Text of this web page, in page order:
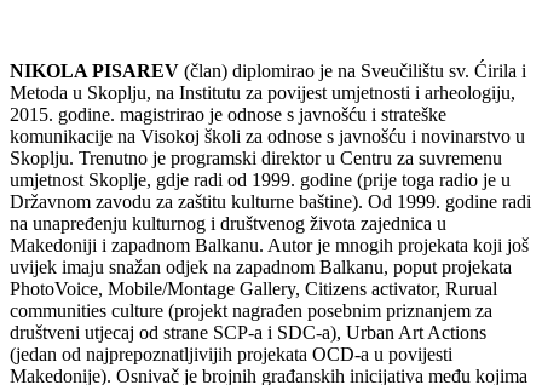
NIKOLA PISAREV (član) diplomirao je na Sveučilištu sv. Ćirila i
Metoda u Skoplju, na Institutu za povijest umjetnosti i arheologiju,
2015. godine. magistrirao je odnose s javnošću i strateške
komunikacije na Visokoj školi za odnose s javnošću i novinarstvo u
Skoplju. Trenutno je programski direktor u Centru za suvremenu
umjetnost Skoplje, gdje radi od 1999. godine (prije toga radio je u
Državnom zavodu za zaštitu kulturne baštine). Od 1999. godine radi
na unapređenju kulturnog i društvenog života zajednica u
Makedoniji i zapadnom Balkanu. Autor je mnogih projekata koji još
uvijek imaju snažan odjek na zapadnom Balkanu, poput projekata
PhotoVoice, Mobile/Montage Gallery, Citizens activator, Rurual
communities culture (projekt nagrađen posebnim priznanjem za
društveni utjecaj od strane SCP-a i SDC-a), Urban Art Actions
(jedan od najprepoznatljivijih projekata OCD-a u povijesti
Makedonije). Osnivač je brojnih građanskih inicijativa među kojima